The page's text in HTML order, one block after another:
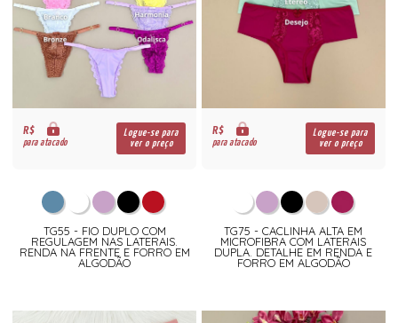
R$
para atacado
Logue-se para
ver o preço
TG55 - FIO DUPLO COM
REGULAGEM NAS LATERAIS.
RENDA NA FRENTE E FORRO EM
ALGODÃO
R$
para atacado
Logue-se para
ver o preço
TG75 - CACLINHA ALTA EM
MICROFIBRA COM LATERAIS
DUPLA. DETALHE EM RENDA E
FORRO EM ALGODÃO